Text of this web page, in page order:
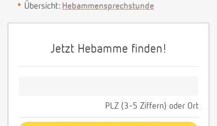
Übersicht: Hebammensprechstunde
Jetzt Hebamme finden!
PLZ (3-5 Ziffern) oder Ort